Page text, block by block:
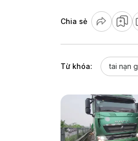
Chia sẻ
Từ khóa: tai nạn